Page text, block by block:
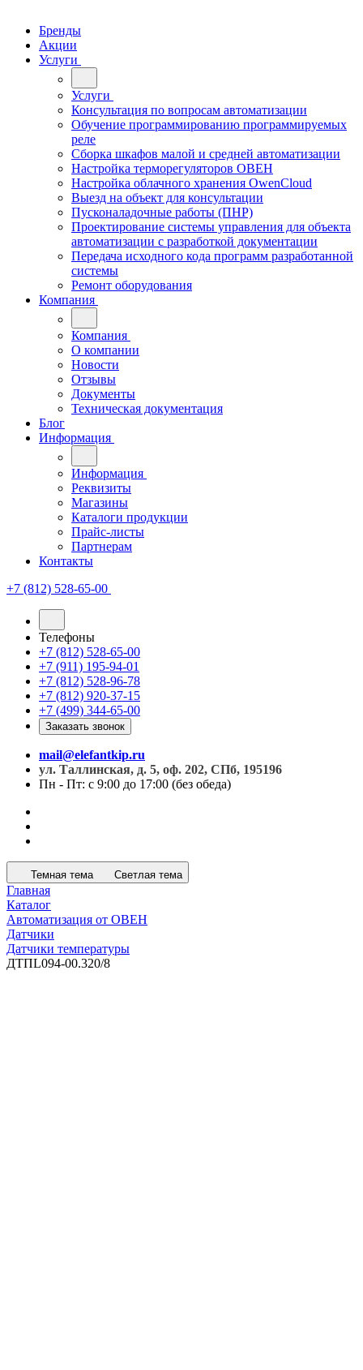
Бренды
Акции
Услуги
Услуги
Консультация по вопросам автоматизации
Обучение программированию программируемых
реле
Сборка шкафов малой и средней автоматизации
Настройка терморегуляторов ОВЕН
Настройка облачного хранения OwenCloud
Выезд на объект для консультации
Пусконаладочные работы (ПНР)
Проектирование системы управления для объекта
автоматизации с разработкой документации
Передача исходного кода программ разработанной
системы
Ремонт оборудования
Компания
Компания
О компании
Новости
Отзывы
Документы
Техническая документация
Блог
Информация
Информация
Реквизиты
Магазины
Каталоги продукции
Прайс-листы
Партнерам
Контакты
+7 (812) 528-65-00
Телефоны
+7 (812) 528-65-00
+7 (911) 195-94-01
+7 (812) 528-96-78
+7 (812) 920-37-15
+7 (499) 344-65-00
Заказать звонок
mail@elefantkip.ru
ул. Таллинская, д. 5, оф. 202, СПб, 195196
Пн - Пт: с 9:00 до 17:00 (без обеда)
Темная тема Светлая тема
Главная
Каталог
Автоматизация от ОВЕН
Датчики
Датчики температуры
ДТПL094-00.320/8